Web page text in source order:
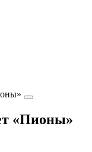
«Пионы»